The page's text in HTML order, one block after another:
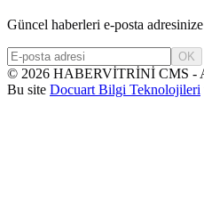
Güncel haberleri e-posta
OK
© 2026 HABERVİTRİNİ CMS -
Bu site Docuart Bilgi Teknolojileri